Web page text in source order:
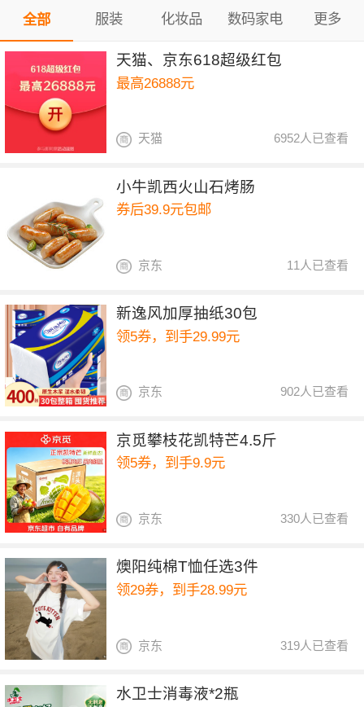
全部 服装 化妆品 数码家电 更多
天猫、京东618超级红包
最高26888元
6952人已查看
天猫
小牛凯西火山石烤肠
券后39.9元包邮
11人已查看
京东
新逸风加厚抽纸30包
领5券，到手29.99元
902人已查看
京东
京觅攀枝花凯特芒4.5斤
领5券，到手9.9元
330人已查看
京东
燠阳纯棉T恤任选3件
领29券，到手28.99元
319人已查看
京东
水卫士消毒液*2瓶